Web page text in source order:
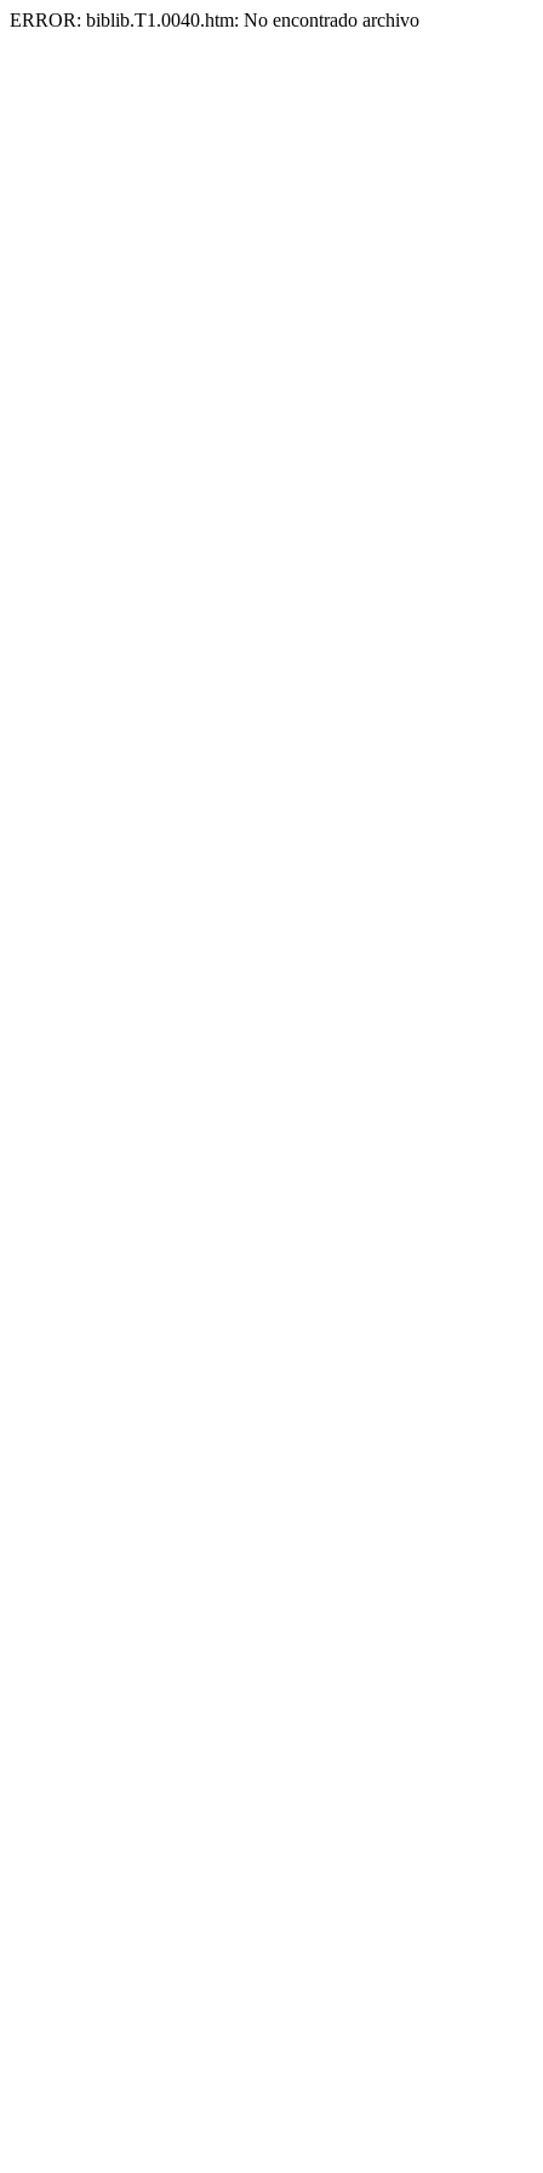
ERROR: biblib.T1.0040.htm: No encontrado archivo